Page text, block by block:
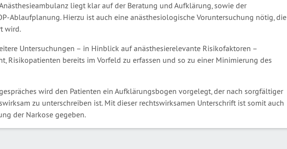
liegt klar auf der Beratung und Aufklärung, sowie der
Ablaufplanung. Hierzu ist auch eine anästhesiologische Voruntersuchung nötig, die
wird.
Untersuchungen – in Hinblick auf anästhesierelevante Risikofaktoren –
Risikopatienten bereits im Vorfeld zu erfassen und so zu einer Minimierung des
wird den Patienten ein Aufklärungsbogen vorgelegt, der nach sorgfältiger
zu unterschreiben ist. Mit dieser rechtswirksamen Unterschrift ist somit auch
der Narkose gegeben.